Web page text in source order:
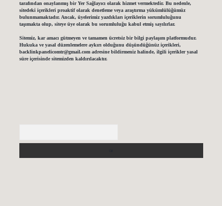
tarafından onaylanmış bir Yer Sağlayıcı olarak hizmet vermektedir. Bu nedenle,
sitedeki içerikleri proaktif olarak denetleme veya araştırma yükümlülüğümüz
bulunmamaktadır. Ancak, üyelerimiz yazdıkları içeriklerin sorumluluğunu
taşımakta olup, siteye üye olarak bu sorumluluğu kabul etmiş sayılırlar.
Sitemiz, kar amacı gütmeyen ve tamamen ücretsiz bir bilgi paylaşım platformudur.
Hukuka ve yasal düzenlemelere aykırı olduğunu düşündüğünüz içerikleri,
backlinkpanelicomtr@gmail.comadresine bildirmeniz halinde, ilgili içerikler yasal
süre içerisinde sitemizden kaldırılacaktır.